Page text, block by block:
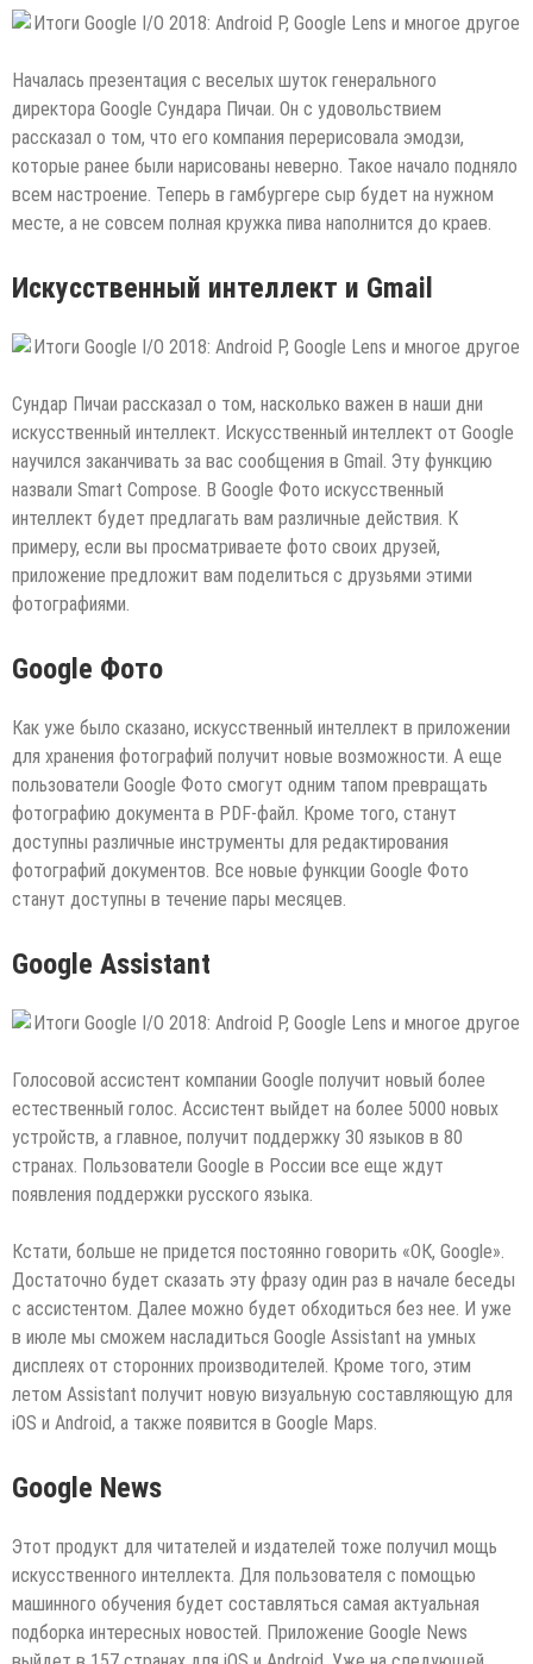
Началась презентация с веселых шуток генерального
директора Google Сундара Пичаи. Он с удовольствием
рассказал о том, что его компания перерисовала эмодзи,
которые ранее были нарисованы неверно. Такое начало подняло
всем настроение. Теперь в гамбургере сыр будет на нужном
месте, а не совсем полная кружка пива наполнится до краев.
Искусственный интеллект и Gmail
Сундар Пичаи рассказал о том, насколько важен в наши дни
искусственный интеллект. Искусственный интеллект от Google
научился заканчивать за вас сообщения в Gmail. Эту функцию
назвали Smart Compose. В Google Фото искусственный
интеллект будет предлагать вам различные действия. К
примеру, если вы просматриваете фото своих друзей,
приложение предложит вам поделиться с друзьями этими
фотографиями.
Google Фото
Как уже было сказано, искусственный интеллект в приложении
для хранения фотографий получит новые возможности. А еще
пользователи Google Фото смогут одним тапом превращать
фотографию документа в PDF-файл. Кроме того, станут
доступны различные инструменты для редактирования
фотографий документов. Все новые функции Google Фото
станут доступны в течение пары месяцев.
Google Assistant
Голосовой ассистент компании Google получит новый более
естественный голос. Ассистент выйдет на более 5000 новых
устройств, а главное, получит поддержку 30 языков в 80
странах. Пользователи Google в России все еще ждут
появления поддержки русского языка.
Кстати, больше не придется постоянно говорить «ОК, Google».
Достаточно будет сказать эту фразу один раз в начале беседы
с ассистентом. Далее можно будет обходиться без нее. И уже
в июле мы сможем насладиться Google Assistant на умных
дисплеях от сторонних производителей. Кроме того, этим
летом Assistant получит новую визуальную составляющую для
iOS и Android, а также появится в Google Maps.
Google News
Этот продукт для читателей и издателей тоже получил мощь
искусственного интеллекта. Для пользователя с помощью
машинного обучения будет составляться самая актуальная
подборка интересных новостей. Приложение Google News